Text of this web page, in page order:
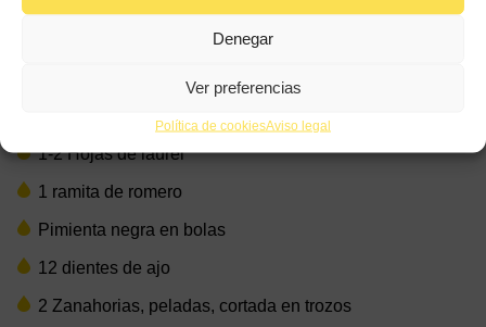
Denegar
Ver preferencias
Política de cookiesAviso legal
Un pollo entero, cortado en 8 pedazos (u 8 muslos)
Aceite de oliva virgen extra de España
1-2 Hojas de laurel
1 ramita de romero
Pimienta negra en bolas
12 dientes de ajo
2 Zanahorias, peladas, cortada en trozos